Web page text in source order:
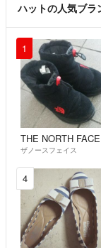
ハットの人気ブラ
1
THE NORTH FACE
ザノースフェイス
4